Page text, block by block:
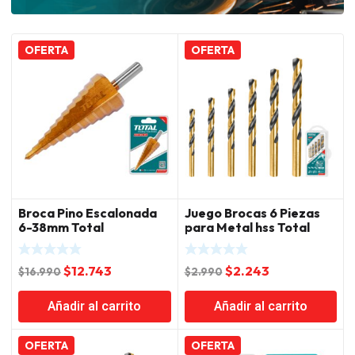
OFERTA
Broca Pino Escalonada
6-38mm Total
$16.990El
precio
original
era:
$16.990.
$12.743
precio
actual
es:
Añadir al carrito
OFERTA
Juego Brocas 6 Piezas
para Metal hss Total
$2.990 El
precio
original
era:
$2.990.
$2.243El
precio
actual
es:
Añadir al carrito
OFERTA OFERTA